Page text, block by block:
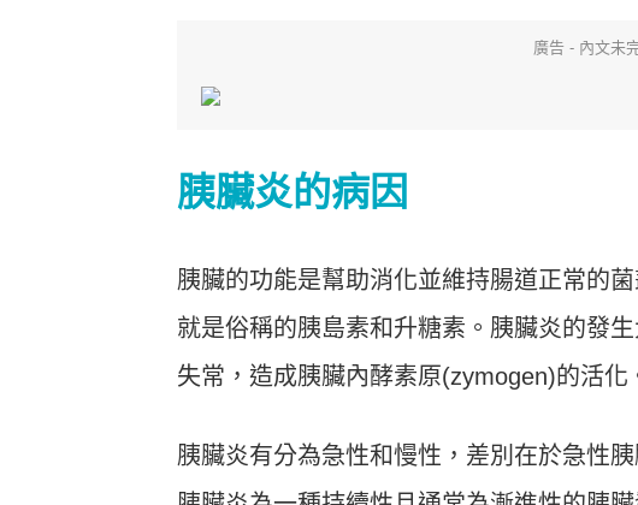
廣告 - 內文未
胰臟炎的病因
胰臟的功能是幫助消化並維持腸道正常的
就是俗稱的胰島素和升糖素。胰臟炎的發
失常，造成胰臟內酵素原(zymogen)的活化
胰臟炎有分為急性和慢性，差別在於急性